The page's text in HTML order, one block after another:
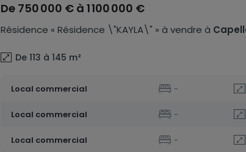
Résidence « Résidence \"KAYLA\" » à vendre à
De 750 000 € à 1 100 000 €
De 113 à 145 m²
Local commercial -
Local commercial -
Local commercial -